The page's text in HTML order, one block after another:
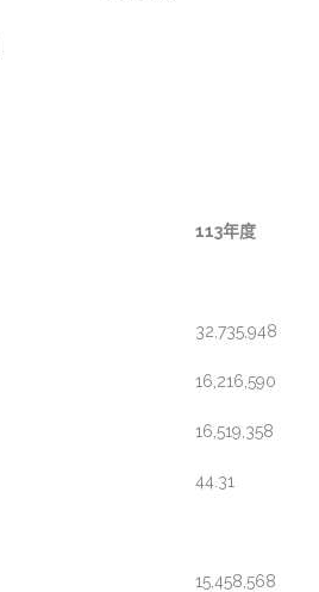
113年度
32,735,948
16,216,590
16,519,358
44.31
15,458,568